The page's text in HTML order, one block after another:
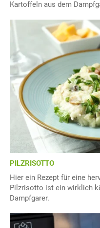
Kartoffeln aus dem
PILZRISOTTO
Hier ein Rezept für eine
Pilzrisotto ist ein wirklich
Dampfgarer.